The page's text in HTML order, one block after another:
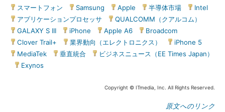
スマートフォン Samsung Apple 半導体市場 Intel
アプリケーションプロセッサ
QUALCOMM（クアルコム）
GALAXY S III
iPhone Apple A6 Broadcom
Clover Trail+
業界動向（エレクトロニクス） iPhone 5
MediaTek
垂直統合
ビジネスニュース（EE Times Japan）
Exynos
Copyright © ITmedia, Inc. All Rights Reserved.
原文へのリンク